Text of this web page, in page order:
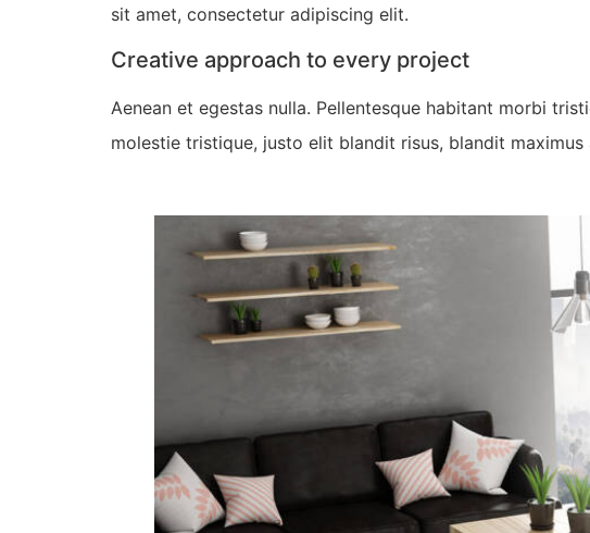
sit amet, consectetur adipiscing elit.
Creative approach to every project
Aenean et egestas nulla. Pellentesque habitant morbi
molestie tristique, justo elit blandit risus, blandit